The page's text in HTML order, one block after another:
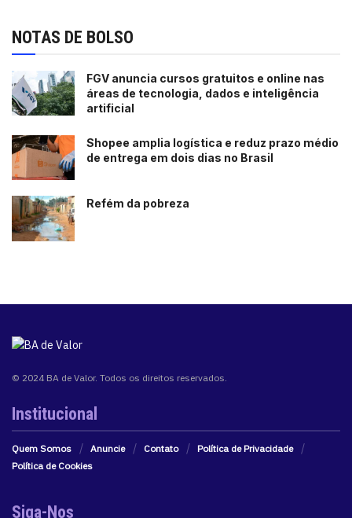
NOTAS DE BOLSO
FGV anuncia cursos gratuitos e online nas
áreas de tecnologia, dados e inteligência
artificial
Shopee amplia logística e reduz prazo médio
de entrega em dois dias no Brasil
Refém da pobreza
© 2024 BA de Valor. Todos os direitos reservados.
Institucional
Quem Somos Anuncie Contato
Política de Privacidade
Política de Cookies
Siga-Nos